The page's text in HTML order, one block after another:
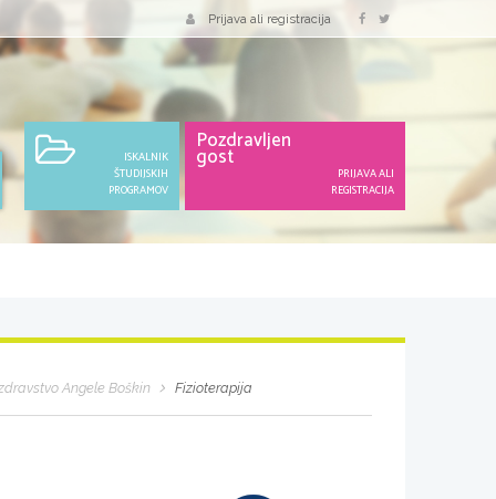
Prijava ali registracija
ISKALNIK
ŠTUDIJSKIH
PROGRAMOV
Pozdravljen
gost
PRIJAVA ALI
REGISTRACIJA
Angele Boškin Fizioterapija